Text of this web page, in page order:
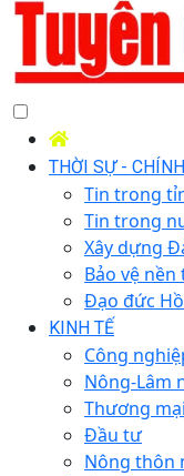
THỜI SỰ -
Tin trong
Tin trong
Xây dựng
Bảo vệ
Đạo đức
KINH TẾ
Công
Nông-Lâm
Thương
Đầu tư
Nông thôn